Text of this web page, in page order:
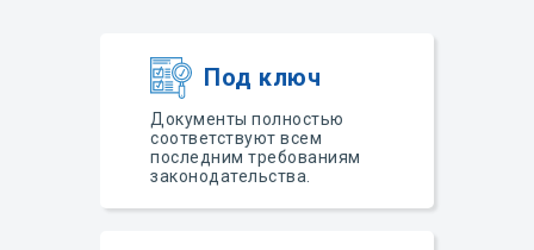
Документы полностью
соответствуют всем
последним требованиям
законодательства.
Под ключ